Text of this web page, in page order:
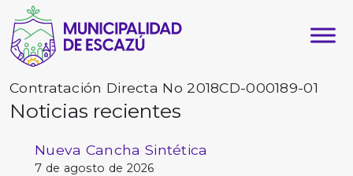
Contratación Directa No 2018CD-000189-01
Noticias recientes
Nueva Cancha Sintética
7 de agosto de 2026